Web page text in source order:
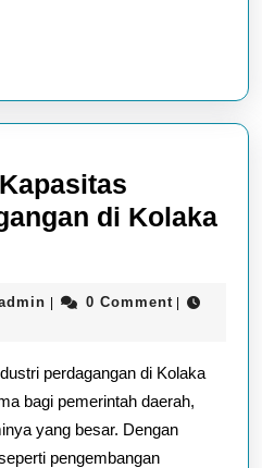
di Kolaka
admin
| 0 Comment |
perdagangan di Kolaka
bagi pemerintah daerah,
yang besar. Dengan
pengembangan